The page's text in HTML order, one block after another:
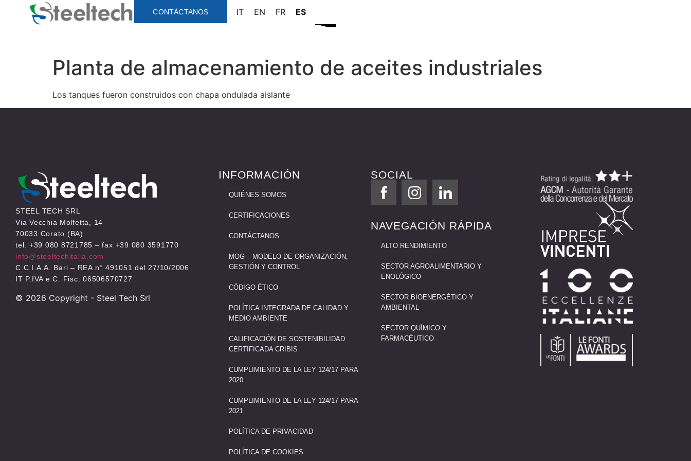
CONTÁCTANOS IT EN FR ES
Planta de almacenamiento de aceites industriales
Los tanques fueron construidos con chapa ondulada aislante
STEEL TECH SRL
Via Vecchia Molfetta, 14
70033 Corato (BA)
tel. +39 080 8721785 – fax +39 080 3591770
info@steeltechitalia.com
C.C.I.A.A. Bari – REA n° 491051 del 27/10/2006
IT P.IVA e C. Fisc: 06506570727
© 2026 Copyright - Steel Tech Srl
INFORMACIÓN
QUIÉNES SOMOS
CERTIFICACIONES
CONTÁCTANOS
MOG – MODELO DE ORGANIZACIÓN,
GESTIÓN Y CONTROL
CÓDIGO ÉTICO
POLÍTICA INTEGRADA DE CALIDAD Y
MEDIO AMBIENTE
CALIFICACIÓN DE SOSTENIBILIDAD
CERTIFICADA CRIBIS
CUMPLIMIENTO DE LA LEY 124/17 PARA
2020
CUMPLIMIENTO DE LA LEY 124/17 PARA
2021
POLÍTICA DE PRIVACIDAD
POLÍTICA DE COOKIES
SOCIAL
NAVEGACIÓN RÁPIDA
ALTO RENDIMIENTO
SECTOR AGROALIMENTARIO Y
ENOLÓGICO
SECTOR BIOENERGÉTICO Y
AMBIENTAL
SECTOR QUÍMICO Y
FARMACÉUTICO